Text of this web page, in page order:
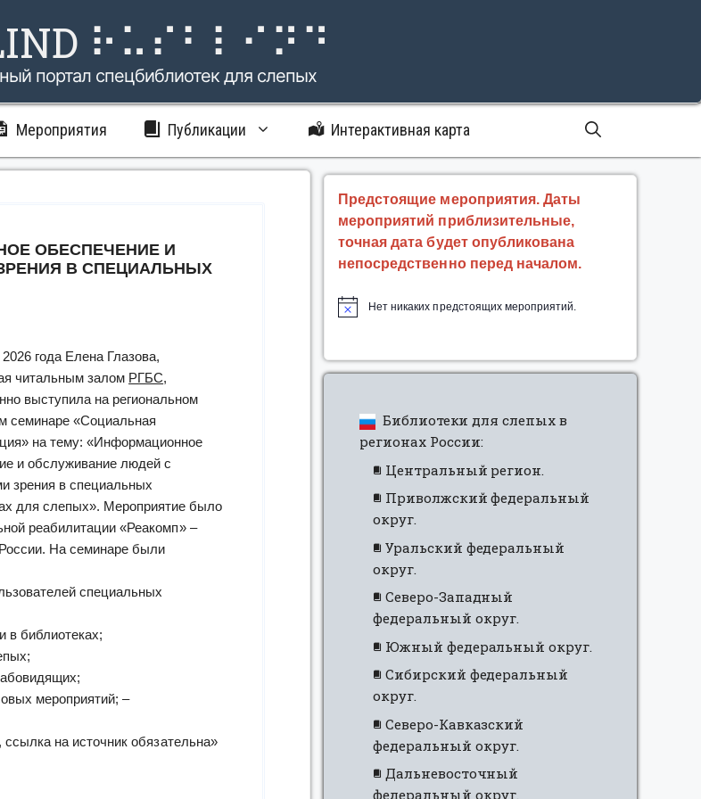
⠗⠥⠎⠃⠇⠊⠝⠙
портал спецбиблиотек для слепых
Мероприятия Публикации Интерактивная карта
ОБЕСПЕЧЕНИЕ И
В СПЕЦИАЛЬНЫХ
года Елена Глазова,
читальным залом РГБС,
выступила на региональном
семинаре «Социальная
на тему: «Информационное
и обслуживание людей с
зрения в специальных
для слепых». Мероприятие было
реабилитации «Реакомп» –
На семинаре были
специальных
в библиотеках;
мероприятий; –
на источник обязательна»
Предстоящие мероприятия. Даты
мероприятий приблизительные,
точная дата будет опубликована
непосредственно перед началом.
Нет никаких предстоящих мероприятий.
Библиотеки для слепых в
регионах России:
Центральный регион.
Приволжский федеральный
округ.
Уральский федеральный
округ.
Северо-Западный
федеральный округ.
Южный федеральный округ.
Сибирский федеральный
округ.
Северо-Кавказский
федеральный округ.
Дальневосточный
федеральный округ.